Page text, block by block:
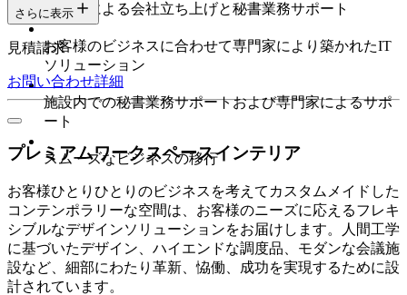
専門家による会社立ち上げと秘書業務サポート
お客様のビジネスに合わせて専門家により築かれたIT
ソリューション
施設内での秘書業務サポートおよび専門家によるサポ
ート
スムーズなビジネスの移行
さらに表示
見積請求
お問い合わせ詳細
プレミアムワークスペースインテリア
お客様ひとりひとりのビジネスを考えてカスタムメイドした
コンテンポラリーな空間は、お客様のニーズに応えるフレキ
シブルなデザインソリューションをお届けします。人間工学
に基づいたデザイン、ハイエンドな調度品、モダンな会議施
設など、細部にわたり革新、恊働、成功を実現するために設
計されています。